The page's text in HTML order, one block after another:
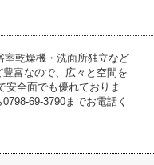
乾燥機・洗面所独立など
富なので、広々と空間を
全面でも優れておりま
69-3790までお電話く